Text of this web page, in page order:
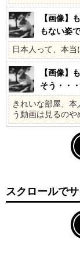
【画像】
もない姿
日本人って、本
【画像】
そう・・
きれいな部屋、
う動画は見るのや
スクロールで